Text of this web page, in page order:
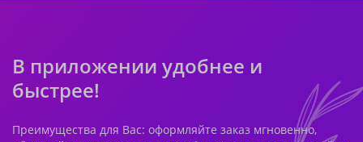
В приложении удобнее и
быстрее!
Преимущества для Вас: оформляйте заказ мгновенно,